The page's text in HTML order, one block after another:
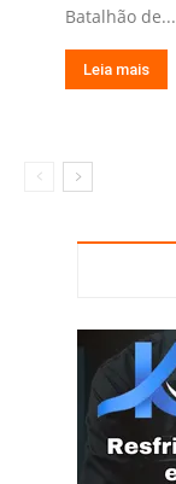
Batalhão de...
Leia mais